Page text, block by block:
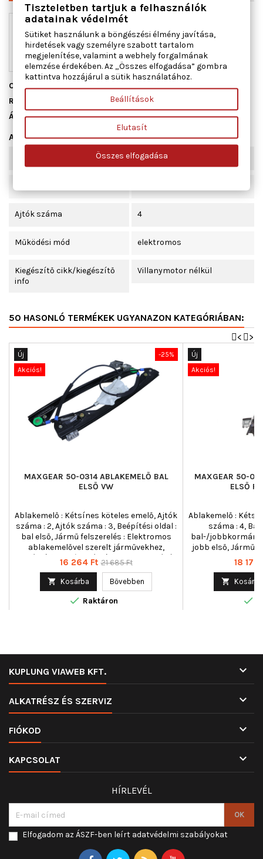
Cikkszám01.3551
Raktáron
ÁllapotÚj
Adatlap
0,844
Ajtók száma 4
Működési mód elektromos
Kiegészítő cikk/kiegészítő
info
Villanymotor nélkül
50 HASONLÓ TERMÉKEK UGYANAZON KATEGÓRIÁBAN:
>
<
-25%
Új
Akciós!
MAXGEAR 50-0314 ABLAKEMELŐ BAL
ELSŐ VW
Ablakemelő : Kétsínes köteles emelő, Ajtók
száma : 2, Ajtók száma : 3, Beépítési oldal :
bal első, Jármű felszerelés : Elektromos
ablakemelővel szerelt járművekhez,
Kiegészítő cikk/kiegészítő info 2 : tartóváz
nélkül, Kiegészítő cikk/kiegészítő info :
Villanymotor nélkül, Működési mód :
elektromos, Páros cikkszám :
350103484000
Ár
16 264 Ft Normál
21 685 Ft
 Kosárba Bővebben
 Raktáron
Új
Akciós!
MAXGEAR 50-
ELSŐ
Ablakemelő :
száma : 4,
bal-/
jobb első, Jármű
ablakemelővel
Kiegészítő
Villanymotor
funkció :
mód :
Ár
18 177
 Kosárba

KUPLUNG VIAWEB KFT. 
ALKATRÉSZ ÉS SZERVIZ 
FIÓKOD 
KAPCSOLAT 
HÍRLEVÉL
Elfogadom az ÁSZF-ben leírt adatvédelmi szabályokat
Tiszteletben tartjuk a felhasználók
adatainak védelmét
Sütiket használunk a böngészési élmény javítása,
hirdetések vagy személyre szabott tartalom
megjelenítése, valamint a webhely forgalmának
elemzése érdekében. Az „Összes elfogadása” gombra
kattintva hozzájárul a sütik használatához.
Beállítások
Elutasít
Összes elfogadása